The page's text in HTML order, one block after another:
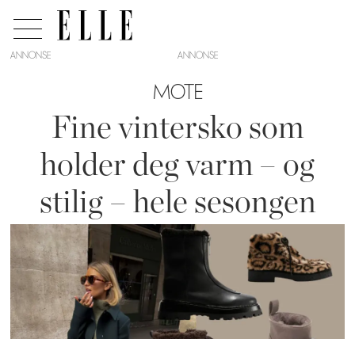
ANNONSE
MOTE
Fine vintersko som
holder deg varm – og
stilig – hele sesongen